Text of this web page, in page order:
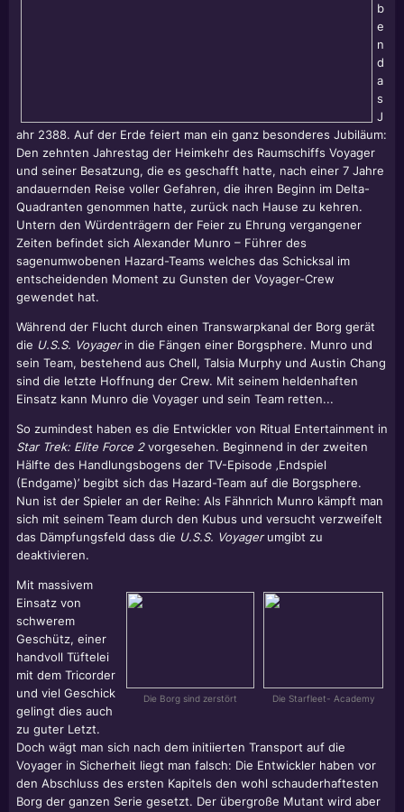
b
e
n
d
a
s
J
ahr 2388. Auf der Erde feiert man ein ganz besonderes Jubiläum:
Den zehnten Jahrestag der Heimkehr des Raumschiffs Voyager
und seiner Besatzung, die es geschafft hatte, nach einer 7 Jahre
andauernden Reise voller Gefahren, die ihren Beginn im Delta-
Quadranten genommen hatte, zurück nach Hause zu kehren.
Untern den Würdenträgern der Feier zu Ehrung vergangener
Zeiten befindet sich Alexander Munro – Führer des
sagenumwobenen Hazard-Teams welches das Schicksal im
entscheidenden Moment zu Gunsten der Voyager-Crew
gewendet hat.
Während der Flucht durch einen Transwarpkanal der Borg gerät
die U.S.S. Voyagerin die Fängen einer Borgsphere. Munro und
sein Team, bestehend aus Chell, Talsia Murphy und Austin Chang
sind die letzte Hoffnung der Crew. Mit seinem heldenhaften
Einsatz kann Munro die Voyager und sein Team retten...
So zumindest haben es die Entwickler von Ritual Entertainment in
Star Trek: Elite Force 2vorgesehen. Beginnend in der zweiten
Hälfte des Handlungsbogens der TV-Episode ‚Endspiel
(Endgame)’ begibt sich das Hazard-Team auf die Borgsphere.
Nun ist der Spieler an der Reihe: Als Fähnrich Munro kämpft man
sich mit seinem Team durch den Kubus und versucht verzweifelt
das Dämpfungsfeld dass die U.S.S. Voyagerumgibt zu
deaktivieren.
Die Borg sind zerstört Die Starfleet- Academy
Mit massivem
Einsatz von
schwerem
Geschütz, einer
handvoll Tüftelei
mit dem Tricorder
und viel Geschick
gelingt dies auch
zu guter Letzt.
Doch wägt man sich nach dem initiierten Transport auf die
Voyager in Sicherheit liegt man falsch: Die Entwickler haben vor
den Abschluss des ersten Kapitels den wohl schauderhaftesten
Borg der ganzen Serie gesetzt. Der übergroße Mutant wird aber